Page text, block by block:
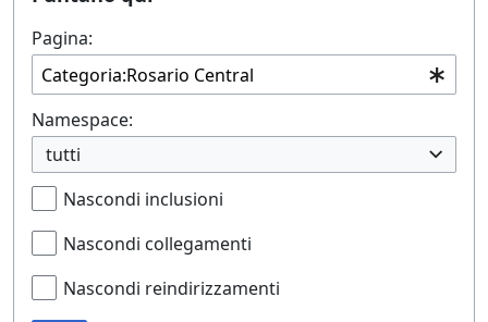
Pagina:
Namespace:
tutti
Nascondi inclusioni
Nascondi collegamenti
Nascondi reindirizzamenti